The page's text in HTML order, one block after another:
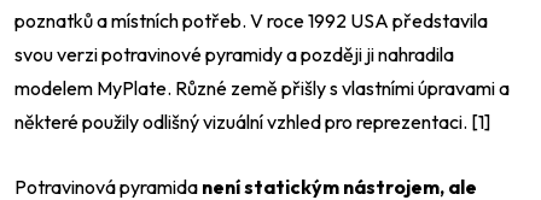
poznatků a místních potřeb. V roce 1992 USA představila
svou verzi potravinové pyramidy a později ji nahradila
modelem MyPlate. Různé země přišly s vlastními úpravami a
některé použily odlišný vizuální vzhled pro reprezentaci. [1]
Potravinová pyramida není statickým nástrojem, ale